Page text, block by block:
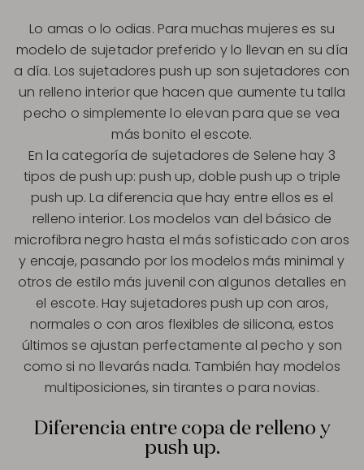
Lo amas o lo odias. Para muchas mujeres es su
modelo de sujetador preferido y lo llevan en su día
a día. Los sujetadores push up son sujetadores con
un relleno interior que hacen que aumente tu talla
pecho o simplemente lo elevan para que se vea
más bonito el escote.
En la categoría de sujetadores de Selene hay 3
tipos de push up: push up, doble push up o triple
push up. La diferencia que hay entre ellos es el
relleno interior. Los modelos van del básico de
microfibra negro hasta el más sofisticado con aros
y encaje, pasando por los modelos más minimal y
otros de estilo más juvenil con algunos detalles en
el escote. Hay sujetadores push up con aros,
normales o con aros flexibles de silicona, estos
últimos se ajustan perfectamente al pecho y son
como si no llevarás nada. También hay modelos
multiposiciones, sin tirantes o para novias.
Diferencia entre copa de relleno y
push up.